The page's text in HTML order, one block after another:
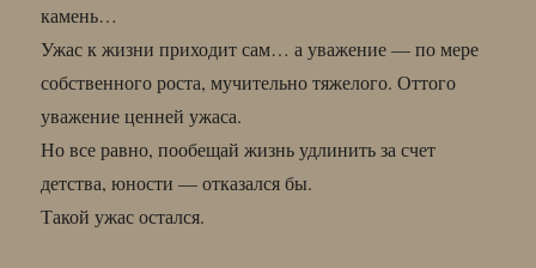
камень…
Ужас к жизни приходит сам… а уважение — по мере
собственного роста, мучительно тяжелого. Оттого
уважение ценней ужаса.
Но все равно, пообещай жизнь удлинить за счет
детства, юности — отказался бы.
Такой ужас остался.